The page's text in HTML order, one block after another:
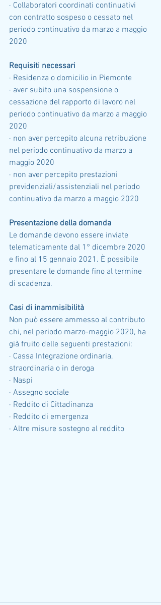
· Collaboratori coordinati continuativi
con contratto sospeso o cessato nel
periodo continuativo da marzo a maggio
2020
Requisiti necessari
· Residenza o domicilio in Piemonte
· aver subito una sospensione o
cessazione del rapporto di lavoro nel
periodo continuativo da marzo a maggio
2020
· non aver percepito alcuna retribuzione
nel periodo continuativo da marzo a
maggio 2020
· non aver percepito prestazioni
previdenziali/assistenziali nel periodo
continuativo da marzo a maggio 2020
Presentazione della domanda
Le domande devono essere inviate
telematicamente dal 1° dicembre 2020
e fino al 15 gennaio 2021. È possibile
presentare le domande fino al termine
di scadenza.
Casi di inammisibilità
Non può essere ammesso al contributo
chi, nel periodo marzo-maggio 2020, ha
già fruito delle seguenti prestazioni:
· Cassa Integrazione ordinaria,
straordinaria o in deroga
· Naspi
· Assegno sociale
· Reddito di Cittadinanza
· Reddito di emergenza
· Altre misure sostegno al reddito